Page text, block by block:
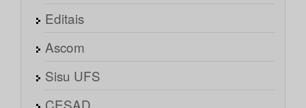
Editais
Ascom
Sisu UFS